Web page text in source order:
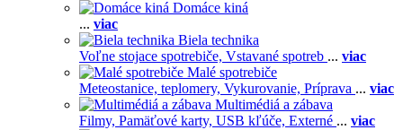
Domáce kiná
... viac
Biela technika
Voľne stojace spotrebiče, Vstavané spotreb ... viac
Malé spotrebiče
Meteostanice, teplomery, Vykurovanie, Príprava ... viac
Multimédiá a zábava
Filmy, Pamäťové karty, USB kľúče, Externé ... viac